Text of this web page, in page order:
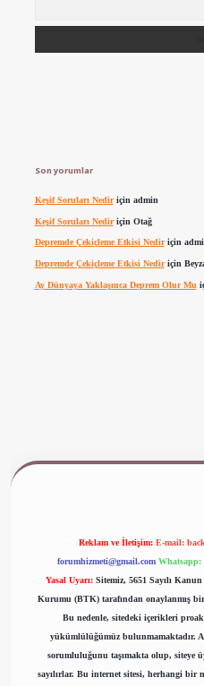
Son yorumlar
Keşif Soruları Nediriçin admin
Keşif Soruları Nediriçin Otağ
Depremde Çekiçleme Etkisi Nediriçin
Depremde Çekiçleme Etkisi Nediriçin
Ay Dünyaya Yaklaşınca Deprem Olur Mu
Reklam ve İletişim: E-mail:
forumhizmeti@gmail.com Whatsapp:
Yasal Uyarı: Sitemiz, 5651 Sayılı
Kurumu (BTK) tarafından onaylanmış bir
Bu nedenle, sitedeki içerikleri
yükümlülüğümüz bulunmamaktadır.
sorumluluğunu taşımakta olup, siteye
sayılırlar. Bu internet sitesi, herhangi bir